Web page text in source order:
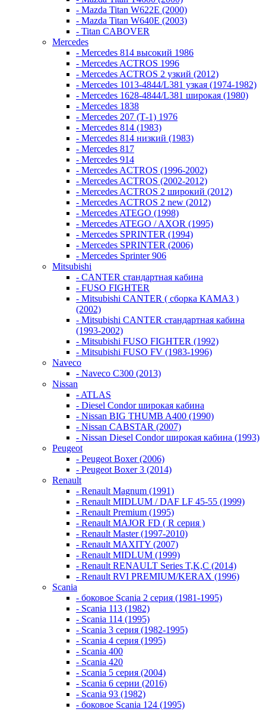
- Mazda Titan W622E (2000)
- Mazda Titan W640E (2003)
- Titan CABOVER
Mercedes
- Mercedes 814 высокий 1986
- Mercedes ACTROS 1996
- Mercedes ACTROS 2 узкий (2012)
- Mercedes 1013-4844/L381 узкая (1974-1982)
- Mercedes 1628-4844/L381 широкая (1980)
- Mercedes 1838
- Mercedes 207 (Т-1) 1976
- Mercedes 814 (1983)
- Mercedes 814 низкий (1983)
- Mercedes 817
- Mercedes 914
- Mercedes ACTROS (1996-2002)
- Mercedes ACTROS (2002-2012)
- Mercedes ACTROS 2 широкий (2012)
- Mercedes ACTROS 2 new (2012)
- Mercedes ATEGO (1998)
- Mercedes ATEGO / AXOR (1995)
- Mercedes SPRINTER (1994)
- Mercedes SPRINTER (2006)
- Mercedes Sprinter 906
Mitsubishi
- CANTER стандартная кабина
- FUSO FIGHTER
- Mitsubishi CANTER ( сборка КАМАЗ )
(2002)
- Mitsubishi CANTER стандартная кабина
(1993-2002)
- Mitsubishi FUSO FIGHTER (1992)
- Mitsubishi FUSO FV (1983-1996)
Naveco
- Naveco C300 (2013)
Nissan
- ATLAS
- Diesel Condor широкая кабина
- Nissan BIG THUMB A400 (1990)
- Nissan CABSTAR (2007)
- Nissan Diesel Condor широкая кабина (1993)
Peugeot
- Peugeot Boxer (2006)
- Peugeot Boxer 3 (2014)
Renault
- Renault Magnum (1991)
- Renault MIDLUM / DAF LF 45-55 (1999)
- Renault Premium (1995)
- Renault MAJOR FD ( R серия )
- Renault Master (1997-2010)
- Renault MAXITY (2007)
- Renault MIDLUM (1999)
- Renault RENAULT Series T,K,C (2014)
- Renault RVI PREMIUM/KERAX (1996)
Scania
- боковое Scania 2 серия (1981-1995)
- Scania 113 (1982)
- Scania 114 (1995)
- Scania 3 серия (1982-1995)
- Scania 4 серия (1995)
- Scania 400
- Scania 420
- Scania 5 серия (2004)
- Scania 6 серии (2016)
- Scania 93 (1982)
- боковое Scania 124 (1995)